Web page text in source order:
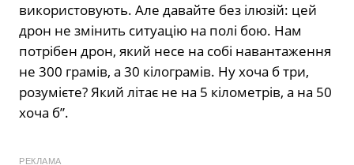
використовують. Але давайте без ілюзій: цей
дрон не змінить ситуацію на полі бою. Нам
потрібен дрон, який несе на собі навантаження
не 300 грамів, а 30 кілограмів. Ну хоча б три,
розумієте? Який літає не на 5 кілометрів, а на 50
хоча б”.
РЕКЛАМА